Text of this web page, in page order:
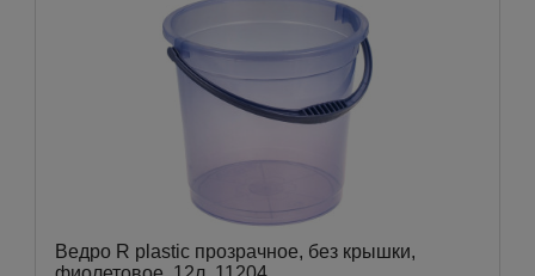
Ведро R plastic прозрачное, без крышки,